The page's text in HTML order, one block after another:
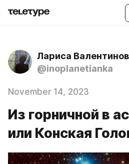
Лариса
@inoplanetianka
November 14, 2023
Из горничной в
или Конская